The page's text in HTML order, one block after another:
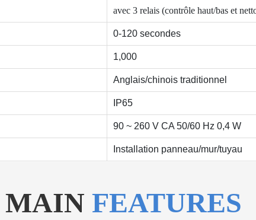
avec 3 relais (contrôle haut/bas et
0-120 secondes
1,000
Anglais/chinois traditionnel
IP65
90 ~ 260 V CA 50/60 Hz 0,4 W
Installation panneau/mur/tuyau
MAIN FEATURES